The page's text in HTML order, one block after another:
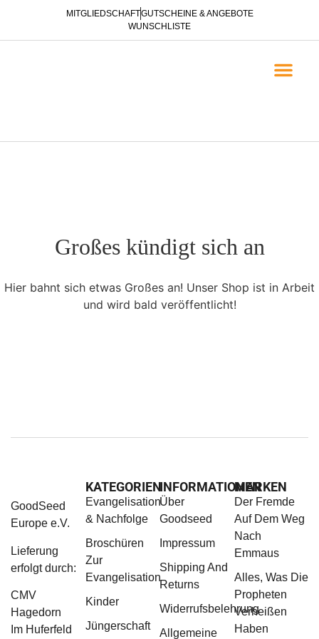
MITGLIEDSCHAFTGUTSCHEINE & ANGEBOTE
WUNSCHLISTE
Großes kündigt sich an
Hier bahnt sich etwas Großes an! Unser Shop ist in Arbeit
und wird bald veröffentlicht!
GoodSeed
Europe e.V.
Lieferung
erfolgt durch:
CMV
Hagedorn
Im Huferfeld
KATEGORIEN
Evangelisation
& Nachfolge
Broschüren
Zur
Evangelisation
Kinder
Jüngerschaft
INFORMATIONEN
Über
Goodseed
Impressum
Shipping And
Returns
Widerrufsbelehrung
Allgemeine
MARKEN
Der Fremde
Auf Dem Weg
Nach
Emmaus
Alles, Was Die
Propheten
Verheißen
Haben